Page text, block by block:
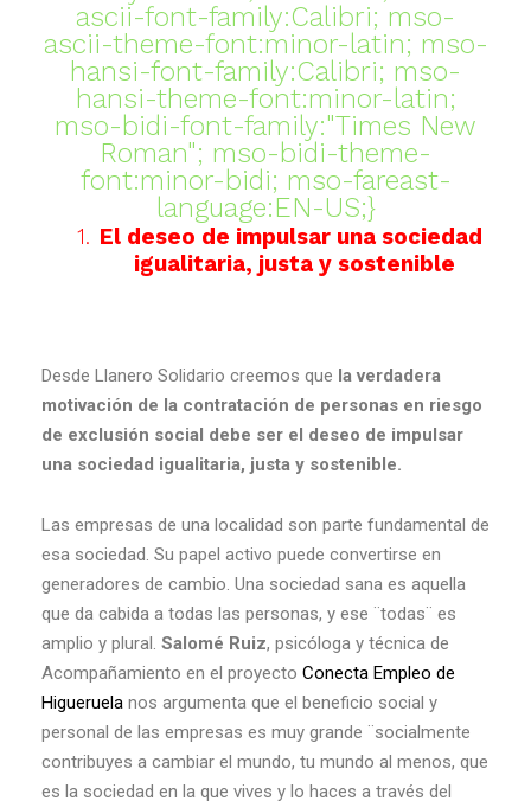
ascii-font-family:Calibri; mso-
ascii-theme-font:minor-latin; mso-
hansi-font-family:Calibri; mso-
hansi-theme-font:minor-latin;
mso-bidi-font-family:"Times New
Roman"; mso-bidi-theme-
font:minor-bidi; mso-fareast-
language:EN-US;}
1. El deseo de impulsar una sociedad
igualitaria, justa y sostenible
Desde Llanero Solidario creemos que la verdadera
motivación de la contratación de personas en riesgo
de exclusión social debe ser el deseo de impulsar
una sociedad igualitaria, justa y sostenible.
Las empresas de una localidad son parte fundamental de
esa sociedad. Su papel activo puede convertirse en
generadores de cambio. Una sociedad sana es aquella
que da cabida a todas las personas, y ese ¨todas¨ es
amplio y plural. Salomé Ruiz, psicóloga y técnica de
Acompañamiento en el proyecto Conecta Empleo de
Higueruela nos argumenta que el beneficio social y
personal de las empresas es muy grande ¨socialmente
contribuyes a cambiar el mundo, tu mundo al menos, que
es la sociedad en la que vives y lo haces a través del